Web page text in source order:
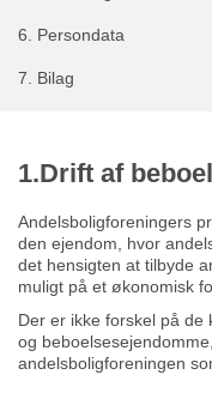
6. Persondata
7. Bilag
1.Drift af
Andelsboligforeningers
den ejendom, hvor
det hensigten at tilbyde
muligt på et økonomisk
Der er ikke for­skel på de
og
andelsboligforeningen